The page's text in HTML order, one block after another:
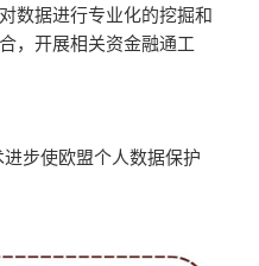
数据进行专业化的挖掘和
，开展相关资金融通工
步使欧盟个人数据保护